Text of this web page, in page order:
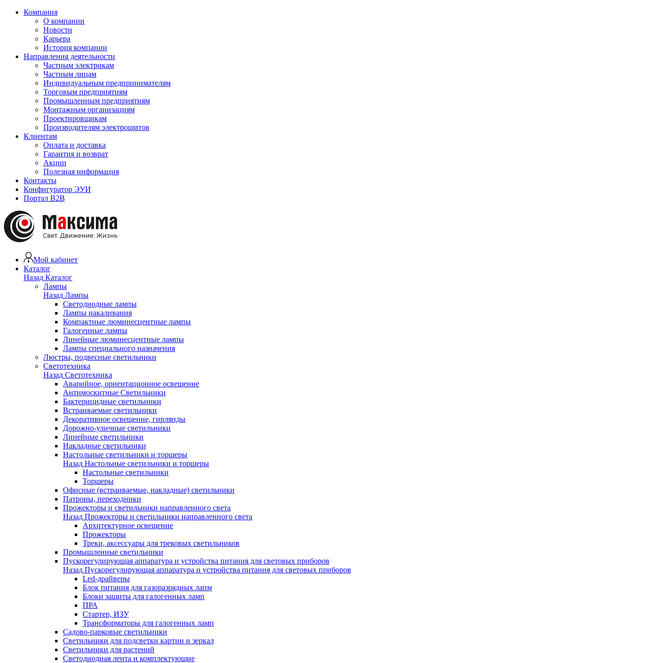
Компания
О компании
Новости
Карьера
История компании
Направления деятельности
Частным электрикам
Частным лицам
Индивидуальным предпринимателям
Торговым предприятиям
Промышленным предприятиям
Монтажным организациям
Проектировщикам
Производителям электрощитов
Клиентам
Оплата и доставка
Гарантия и возврат
Акции
Полезная информация
Контакты
Конфигуратор ЭУИ
Портал B2B
Мой кабинет
Каталог
Назад Каталог
Лампы
Назад Лампы
Светодиодные лампы
Лампы накаливания
Компактные люминесцентные лампы
Галогенные лампы
Линейные люминесцентные лампы
Лампы специального назначения
Люстры, подвесные светильники
Светотехника
Назад Светотехника
Аварийное, ориентационное освещение
Антимоскитные Светильники
Бактерицидные светильники
Встраиваемые светильники
Декоративное освещение, гирлянды
Дорожно-уличные светильники
Линейные светильники
Накладные светильники
Настольные светильники и торшеры
Назад Настольные светильники и торшеры
Настольные светильники
Торшеры
Офисные (встраиваемые, накладные) светильники
Патроны, переходники
Прожекторы и светильники направленного света
Назад Прожекторы и светильники направленного света
Архитектурное освещение
Прожекторы
Треки, аксессуары для трековых светильников
Промышленные светильники
Пускорегулирующая аппаратура и устройства питания для световых приборов
Назад Пускорегулирующая аппаратура и устройства питания для световых приборов
Led-драйверы
Блок питания для газоразрядных лапм
Блоки защиты для галогенных ламп
ПРА
Стартер, ИЗУ
Трансформаторы для галогенных ламп
Садово-парковые светильники
Светильники для подсветки картин и зеркал
Светильники для растений
Светодиодная лента и комплектующие